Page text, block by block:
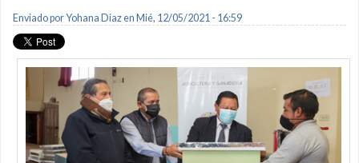
Enviado porYohana Diazen Mié, 12/05/2021 - 16:59